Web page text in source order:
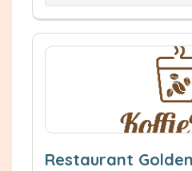
Restaurant